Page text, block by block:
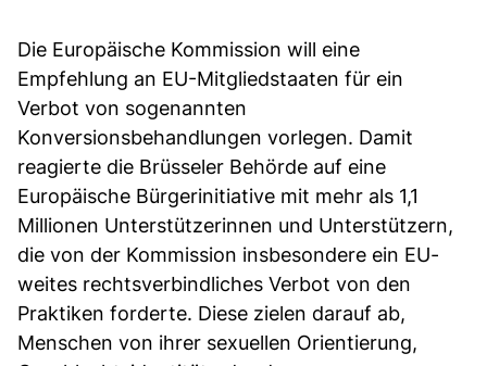
Die Europäische Kommission will eine
Empfehlung an EU-Mitgliedstaaten für ein
Verbot von sogenannten
Konversionsbehandlungen vorlegen. Damit
reagierte die Brüsseler Behörde auf eine
Europäische Bürgerinitiative mit mehr als 1,1
Millionen Unterstützerinnen und Unterstützern,
die von der Kommission insbesondere ein EU-
weites rechtsverbindliches Verbot von den
Praktiken forderte. Diese zielen darauf ab,
Menschen von ihrer sexuellen Orientierung,